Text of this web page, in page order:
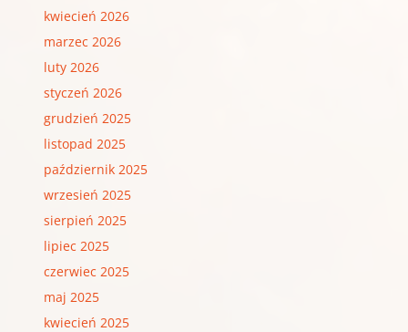
kwiecień 2026
marzec 2026
luty 2026
styczeń 2026
grudzień 2025
listopad 2025
październik 2025
wrzesień 2025
sierpień 2025
lipiec 2025
czerwiec 2025
maj 2025
kwiecień 2025